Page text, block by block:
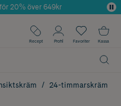
Skönhet
20% över 649kr
köp*
Recept Profil Favoriter Kassa
24-timmarskräm